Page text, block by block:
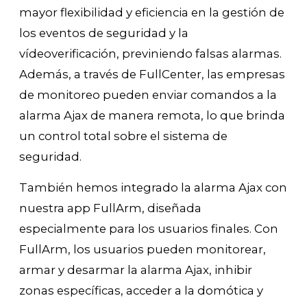
mayor flexibilidad y eficiencia en la gestión de
los eventos de seguridad y la
vídeoverificación, previniendo falsas alarmas.
Además, a través de FullCenter, las empresas
de monitoreo pueden enviar comandos a la
alarma Ajax de manera remota, lo que brinda
un control total sobre el sistema de
seguridad.
También hemos integrado la alarma Ajax con
nuestra app FullArm, diseñada
especialmente para los usuarios finales. Con
FullArm, los usuarios pueden monitorear,
armar y desarmar la alarma Ajax, inhibir
zonas específicas, acceder a la domótica y